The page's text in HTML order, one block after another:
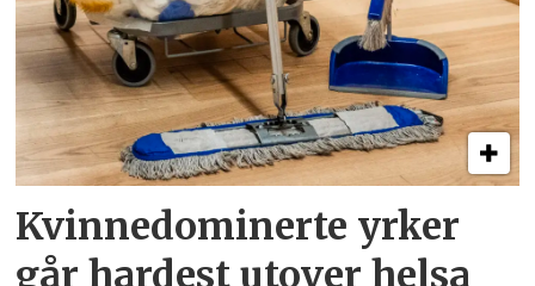
Kvinnedominerte yrker
går hardest utover helsa